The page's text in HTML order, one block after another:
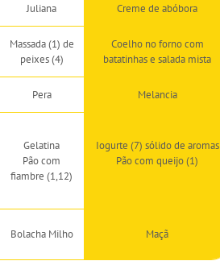
Juliana Creme de abóbora
Massada (1) de
peixes (4)
Coelho no forno com
batatinhas e salada mista
Pera Melancia
Gelatina
Pão com
fiambre (1,12)
Iogurte (7) sólido de aromas
Pão com queijo (1)
Bolacha Milho Maçã